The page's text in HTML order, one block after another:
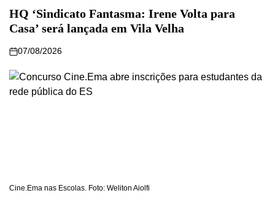
HQ ‘Sindicato Fantasma: Irene Volta para
Casa’ será lançada em Vila Velha
07/08/2026
Cine.Ema nas Escolas. Foto: Weliton Aiolfi